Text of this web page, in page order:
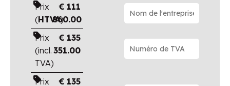
Prix
(HTVA)
€ 111
860.00
Prix
(incl.
TVA)
€ 135
351.00
Prix
€ 135